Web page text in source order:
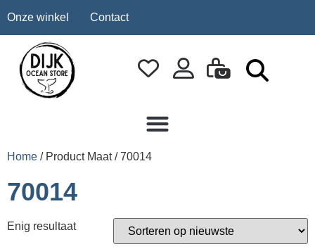
Onze winkel Contact
Home / Product Maat / 70014
70014
Enig resultaat